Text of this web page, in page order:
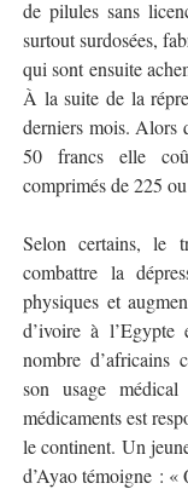
de pilules sans
surtout surdosées,
qui sont ensuite
À la suite de la
derniers mois. Alors
50 francs elle
comprimés de 225
Selon certains, le
combattre la
physiques et
d’ivoire à
nombre d’africains
son usage
médicaments est
le continent. Un
d’Ayao témoigne : «